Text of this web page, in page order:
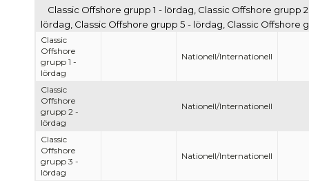
Classic Offshore grupp 1 - lördag, Classic Offshore grupp
lördag, Classic Offshore grupp 5 - lördag, Classic Offshore
Classic
Offshore
grupp 1 -
lördag
Nationell/Internationell
Classic
Offshore
grupp 2 -
lördag
Nationell/Internationell
Classic
Offshore
grupp 3 -
lördag
Nationell/Internationell